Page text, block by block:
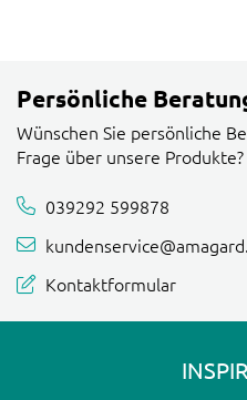
Persönliche
Wünschen Sie persönliche
Frage über unsere Produkte?
039292 599878
Kontaktformular